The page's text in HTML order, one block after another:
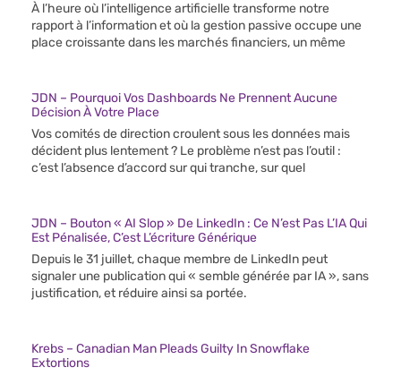
À l’heure où l’intelligence artificielle transforme notre
rapport à l’information et où la gestion passive occupe une
place croissante dans les marchés financiers, un même
JDN – Pourquoi Vos Dashboards Ne Prennent Aucune
Décision À Votre Place
Vos comités de direction croulent sous les données mais
décident plus lentement ? Le problème n’est pas l’outil :
c’est l’absence d’accord sur qui tranche, sur quel
JDN – Bouton « AI Slop » De LinkedIn : Ce N’est Pas L’IA Qui
Est Pénalisée, C’est L’écriture Générique
Depuis le 31 juillet, chaque membre de LinkedIn peut
signaler une publication qui « semble générée par IA », sans
justification, et réduire ainsi sa portée.
Krebs – Canadian Man Pleads Guilty In Snowflake
Extortions